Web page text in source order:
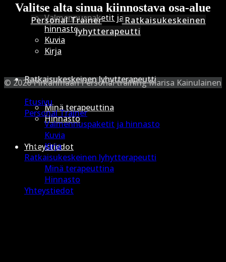
Valmennuspaketit ja
hinnasto
Kuvia
Kirja
Ratkaisukeskeinen lyhytterapeutti
Minä terapeuttina
Hinnasto
Yhteystiedot
Valitse alta sinua kiinnostava osa-alue
Personal Trainer
Ratkaisukeskeinen
lyhytterapeutti
© 2026 Pirkanmaan Personal training Marisa Kainulainen
Etusivu
Personal Trainer
Valmennuspaketit ja hinnasto
Kuvia
Kirja
Ratkaisukeskeinen lyhytterapeutti
Minä terapeuttina
Hinnasto
Yhteystiedot